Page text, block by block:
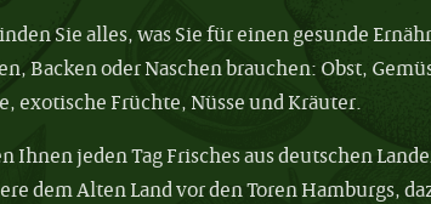
Sie alles, was Sie für einen gesunde
Backen oder Naschen brauchen: Obst,
exotische Früchte, Nüsse und Kräuter.
Ihnen jeden Tag Frisches aus deutschen
dem Alten Land vor den Toren Hamburgs,